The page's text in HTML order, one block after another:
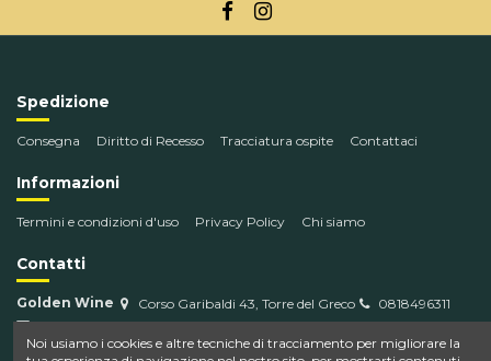
Spedizione
Consegna Diritto di Recesso Tracciatura ospite Contattaci
Informazioni
Termini e condizioni d'uso Privacy Policy Chi siamo
Contatti
Golden Wine Corso Garibaldi 43, Torre del Greco
0818496311
info@goldenwine.com
Noi usiamo i cookies e altre tecniche di tracciamento per migliorare la